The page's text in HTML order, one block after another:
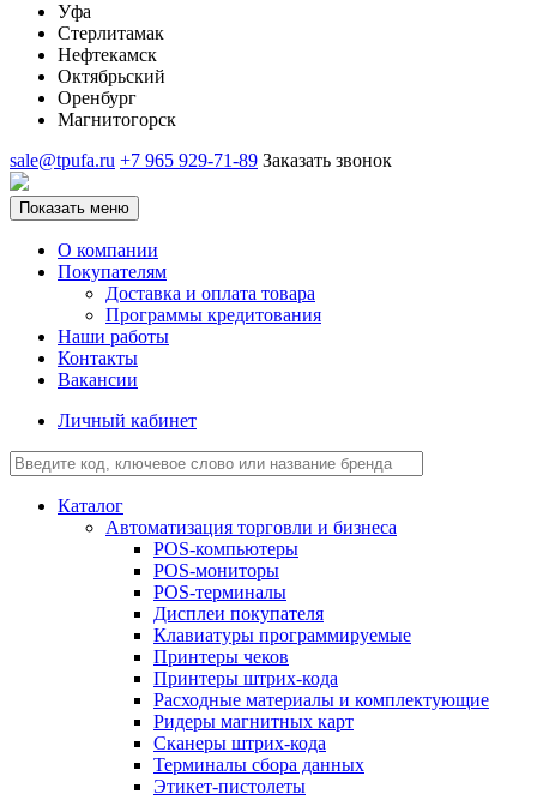
Уфа
Стерлитамак
Нефтекамск
Октябрьский
Оренбург
Магнитогорск
sale@tpufa.ru +7 965 929-71-89 Заказать звонок
Показать меню
О компании
Покупателям
Доставка и оплата товара
Программы кредитования
Наши работы
Контакты
Вакансии
Личный кабинет
Каталог
Автоматизация торговли и бизнеса
POS-компьютеры
POS-мониторы
POS-терминалы
Дисплеи покупателя
Клавиатуры программируемые
Принтеры чеков
Принтеры штрих-кода
Расходные материалы и комплектующие
Ридеры магнитных карт
Сканеры штрих-кода
Терминалы сбора данных
Этикет-пистолеты